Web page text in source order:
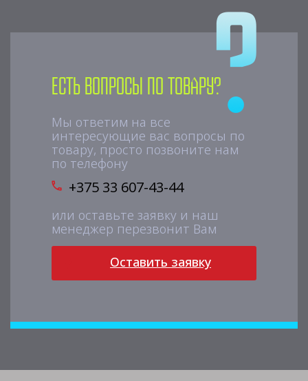
Есть вопросы по товару?
Мы ответим на все
интересующие вас вопросы по
товару, просто позвоните нам
по телефону
+375 33 607-43-44
или оставьте заявку и наш
менеджер перезвонит Вам
Оставить заявку